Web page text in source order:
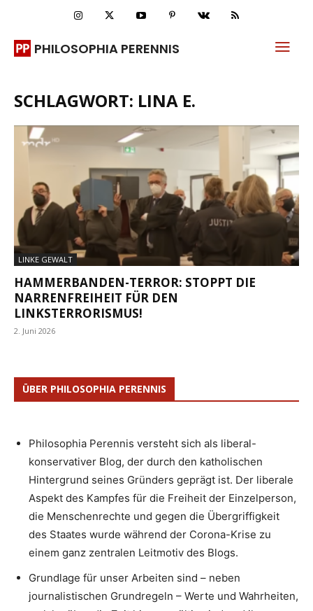
PHILOSOPHIA PERENNIS
SCHLAGWORT: LINA E.
LINKE GEWALT
HAMMERBANDEN-TERROR: STOPPT DIE
NARRENFREIHEIT FÜR DEN
LINKSTERRORISMUS!
2. Juni 2026
ÜBER PHILOSOPHIA PERENNIS
Philosophia Perennis versteht sich als liberal-
konservativer Blog, der durch den katholischen
Hintergrund seines Gründers geprägt ist. Der liberale
Aspekt des Kampfes für die Freiheit der Einzelperson,
die Menschenrechte und gegen die Übergriffigkeit
des Staates wurde während der Corona-Krise zu
einem ganz zentralen Leitmotiv des Blogs.
Grundlage für unser Arbeiten sind – neben
journalistischen Grundregeln – Werte und Wahrheiten,